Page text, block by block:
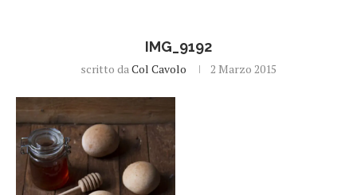
IMG_9192
scritto daCol Cavolo 2 Marzo 2015